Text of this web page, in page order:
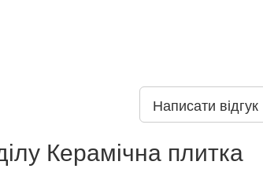
Написати відгук
Керамічна плитка